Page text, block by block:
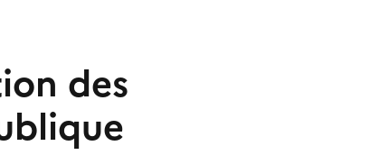
des